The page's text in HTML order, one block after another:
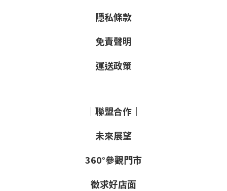
隱私條款
免責聲明
運送政策
｜聯盟合作｜
未來展望
360°參觀門市
徵求好店面